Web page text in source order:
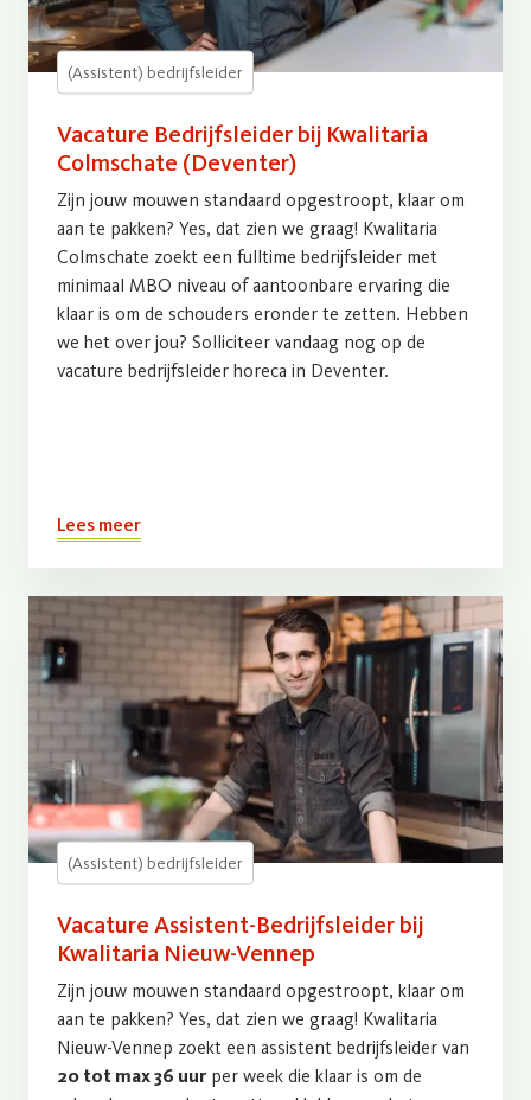
(Assistent) bedrijfsleider
Vacature Bedrijfsleider bij Kwalitaria
Colmschate (Deventer)
Zijn jouw mouwen standaard opgestroopt, klaar om
aan te pakken? Yes, dat zien we graag! Kwalitaria
Colmschate zoekt een fulltime bedrijfsleider met
minimaal MBO niveau of aantoonbare ervaring die
klaar is om de schouders eronder te zetten. Hebben
we het over jou? Solliciteer vandaag nog op de
vacature bedrijfsleider horeca in Deventer.
Lees meer
(Assistent) bedrijfsleider
Vacature Assistent-Bedrijfsleider bij
Kwalitaria Nieuw-Vennep
Zijn jouw mouwen standaard opgestroopt, klaar om
aan te pakken? Yes, dat zien we graag! Kwalitaria
Nieuw-Vennep zoekt een assistent bedrijfsleider van
20 tot max 36 uurper week die klaar is om de